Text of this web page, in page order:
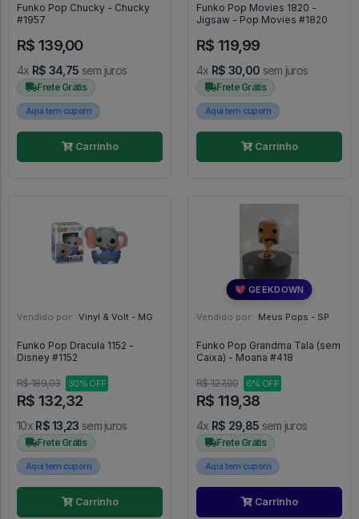
Funko Pop Chucky - Chucky
#1957
R$ 139,00
4x R$ 34,75 sem juros
Frete Grátis
Aqui tem cupom
Carrinho
Funko Pop Movies 1820 -
Jigsaw - Pop Movies #1820
R$ 119,99
4x R$ 30,00 sem juros
Frete Grátis
Aqui tem cupom
Carrinho
Vendido por: Vinyl & Volt - MG
Funko Pop Dracula 1152 -
Disney #1152
R$ 189,03 30% OFF
R$ 132,32
10x R$ 13,23 sem juros
Frete Grátis
Aqui tem cupom
Carrinho
💖 GEEKDOWN
Vendido por: Meus Pops - SP
Funko Pop Grandma Tala (sem
Caixa) - Moana #418
R$ 127,00 6% OFF
R$ 119,38
4x R$ 29,85 sem juros
Frete Grátis
Aqui tem cupom
Carrinho